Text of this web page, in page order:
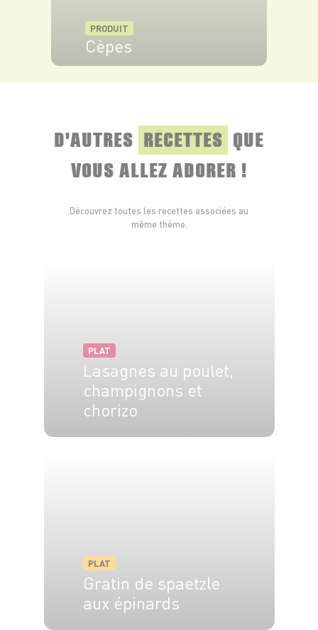
PRODUIT
Cèpes
D'AUTRES RECETTES QUE
VOUS ALLEZ ADORER !
Découvrez toutes les recettes associées au
même thème.
PLAT
Lasagnes au poulet,
champignons et
chorizo
PLAT
Gratin de spaetzle
aux épinards